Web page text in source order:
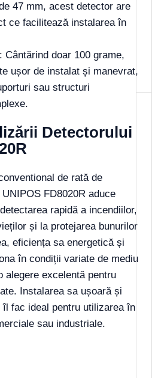
47 mm, acest detector are
ce facilitează instalarea în
: Cântărind doar 100 grame,
ușor de instalat și manevrat,
sau structuri
Detectorului
de rată de
FD8020R aduce
rapidă a incendiilor,
și la protejarea bunurilor
eficiența sa energetică și
în condiții variate de mediu
alegere excelentă pentru
Instalarea sa ușoară și
fac ideal pentru utilizarea în
sau industriale.